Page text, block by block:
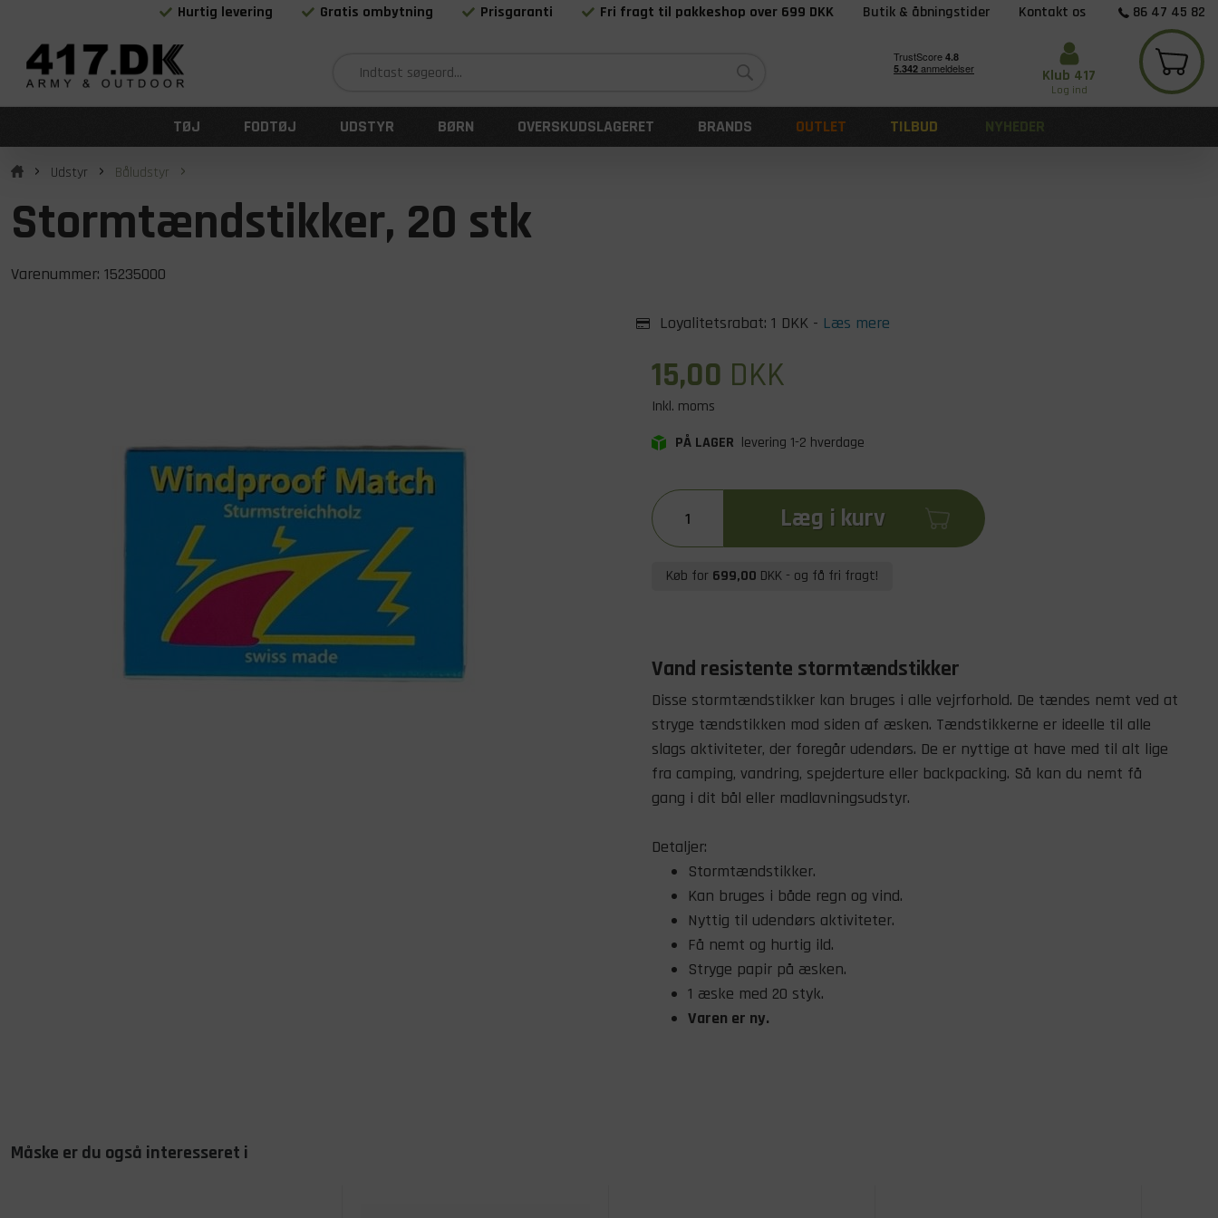
Hurtig levering Gratis ombytning Prisgaranti Fri fragt til pakkeshop over 699 DKK Butik & åbningstider Kontakt os
86 47 45 82
Klub 417
Log ind
TØJ FODTØJ UDSTYR BØRN OVERSKUDSLAGERET BRANDS OUTLET TILBUD NYHEDER
Udstyr Båludstyr
Stormtændstikker, 20 stk
Varenummer: 15235000
Loyalitetsrabat: 1 DKK - Læs mere
15,00 DKK
Inkl. moms
PÅ LAGER levering 1-2 hverdage
Læg i kurv
Køb for 699,00 DKK - og få fri fragt!
Vand resistente stormtændstikker
Disse stormtændstikker kan bruges i alle vejrforhold. De tændes nemt ved at
stryge tændstikken mod siden af æsken. Tændstikkerne er ideelle til alle
slags aktiviteter, der foregår udendørs. De er nyttige at have med til alt lige
fra camping, vandring, spejderture eller backpacking. Så kan du nemt få
gang i dit bål eller madlavningsudstyr.
Detaljer:
Stormtændstikker.
Kan bruges i både regn og vind.
Nyttig til udendørs aktiviteter.
Få nemt og hurtig ild.
Stryge papir på æsken.
1 æske med 20 styk.
Varen er ny.
Måske er du også interesseret i